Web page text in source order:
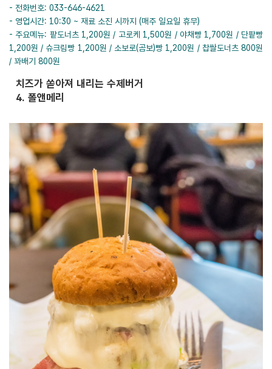
- 전화번호: 033-646-4621
- 영업시간: 10:30 ~ 재료 소진 시까지 (매주 일요일 휴무)
- 주요메뉴: 팥도너츠 1,200원 / 고로케 1,500원 / 야채빵 1,700원 / 단팥빵
1,200원 / 슈크림빵 1,200원 / 소보로(곰보)빵 1,200원 / 찹쌀도너츠 800원
/ 꽈배기 800원
치즈가 쏟아져 내리는 수제버거
4. 폴앤메리